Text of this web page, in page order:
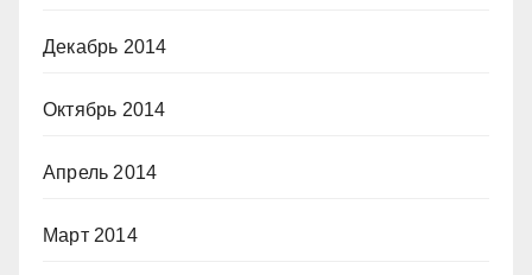
Декабрь 2014
Октябрь 2014
Апрель 2014
Март 2014